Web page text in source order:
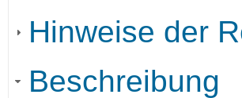
Hinweise der
Beschreibung